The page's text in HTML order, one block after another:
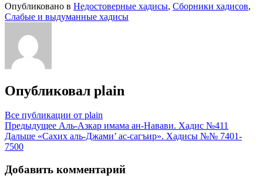
Опубликовано в Недостоверные хадисы, Сборники хадисов,
Слабые и выдуманные хадисы
Опубликовал plain
Все публикации от plain
Навигация
по
Предыдущее Аль-Азкар имама ан-Навави. Хадис №411
Дальше «Сахих аль-Джами’ ас-сагъир». Хадисы №№ 7401-
7500
Добавить комментарий